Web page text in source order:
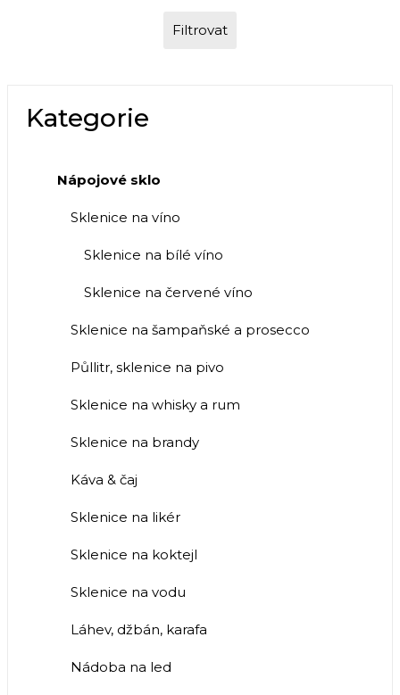
Filtrovat
Kategorie
Nápojové sklo
Sklenice na víno
Sklenice na bílé víno
Sklenice na červené víno
Sklenice na šampaňské a prosecco
Půllitr, sklenice na pivo
Sklenice na whisky a rum
Sklenice na brandy
Káva & čaj
Sklenice na likér
Sklenice na koktejl
Sklenice na vodu
Láhev, džbán, karafa
Nádoba na led